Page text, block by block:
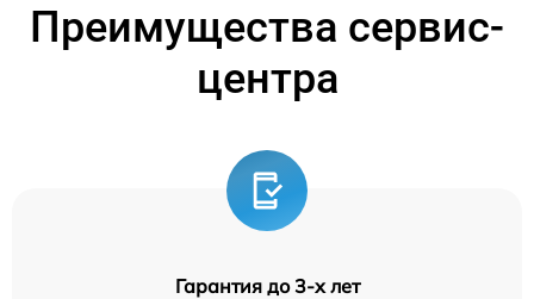
Преимущества сервис-
центра
Гарантия до 3-х лет